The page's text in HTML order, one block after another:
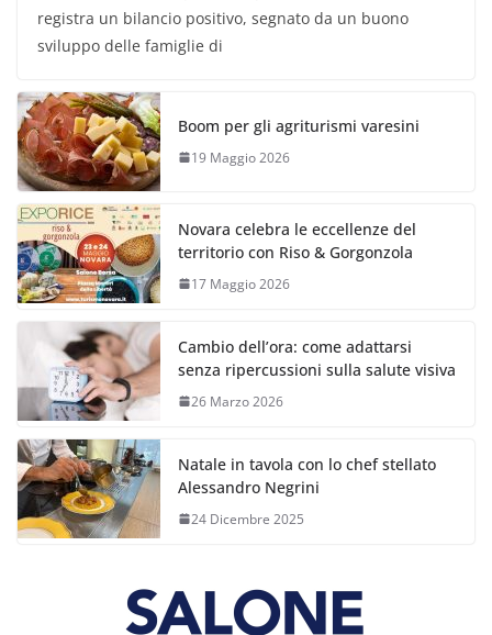
registra un bilancio positivo, segnato da un buono
sviluppo delle famiglie di
Boom per gli agriturismi varesini
19 Maggio 2026
Novara celebra le eccellenze del
territorio con Riso & Gorgonzola
17 Maggio 2026
Cambio dell’ora: come adattarsi
senza ripercussioni sulla salute visiva
26 Marzo 2026
Natale in tavola con lo chef stellato
Alessandro Negrini
24 Dicembre 2025